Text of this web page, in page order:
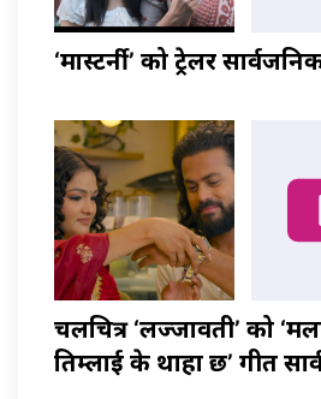
‘मास्टर्नी’ को ट्रेलर
चलचित्र ‘लज्जावती’ को
तिम्लाई के थाहा छ’ गीत